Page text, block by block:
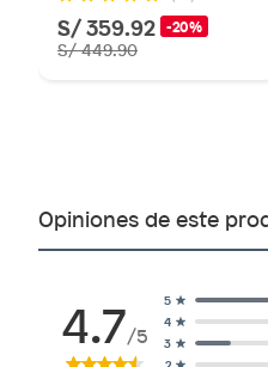
S/ 359.92 -20%
S/ 449.90
Opiniones de este
4.7/5 3
4
5